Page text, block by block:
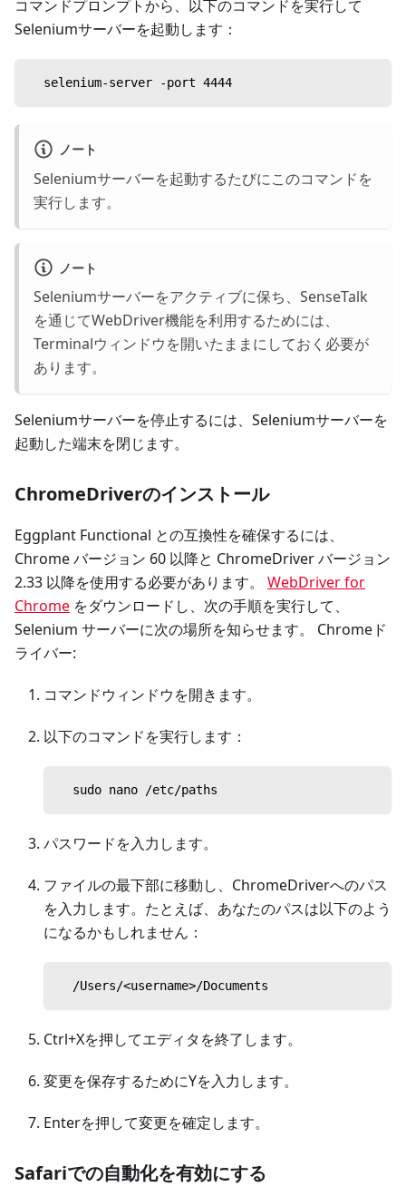
コマンドプロンプトから、以下のコマンドを実行して
Seleniumサーバーを起動します：
  selenium-server -port 4444
ノート
Seleniumサーバーを起動するたびにこのコマンドを
実行します。
ノート
Seleniumサーバーをアクティブに保ち、SenseTalk
を通じてWebDriver機能を利用するためには、
Terminalウィンドウを開いたままにしておく必要が
あります。
Seleniumサーバーを停止するには、Seleniumサーバーを
起動した端末を閉じます。
ChromeDriverのインストール
Eggplant Functional との互換性を確保するには、
Chrome バージョン 60 以降と ChromeDriver バージョン
2.33 以降を使用する必要があります。 WebDriver for
Chrome をダウンロードし、次の手順を実行して、
Selenium サーバーに次の場所を知らせます。 Chromeド
ライバー:
コマンドウィンドウを開きます。
以下のコマンドを実行します：
  sudo nano /etc/paths
パスワードを入力します。
ファイルの最下部に移動し、ChromeDriverへのパス
を入力します。たとえば、あなたのパスは以下のよう
になるかもしれません：
  /Users/<username>/Documents
Ctrl+Xを押してエディタを終了します。
変更を保存するためにYを入力します。
Enterを押して変更を確定します。
Safariでの自動化を有効にする